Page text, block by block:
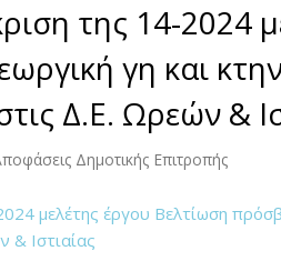
της 14-2024
γη και
Δ.Ε. Ωρεών &
Δημοτικής Επιτροπής
μελέτης έργου Βελτίωση
& Ιστιαίας